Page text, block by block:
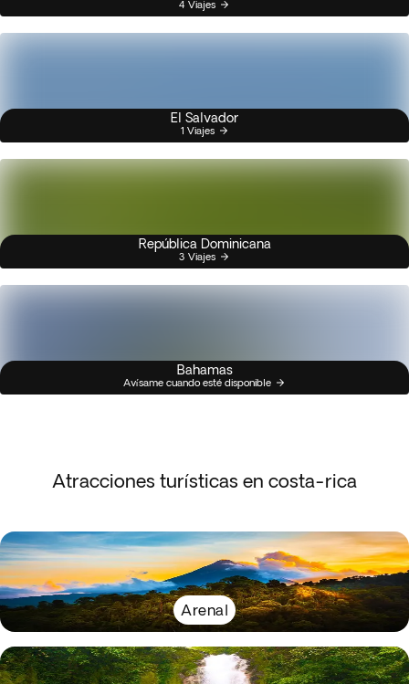
4 Viajes
El Salvador
1 Viajes
República Dominicana
3 Viajes
Bahamas
Avísame cuando esté disponible
Atracciones turísticas en costa-rica
Arenal